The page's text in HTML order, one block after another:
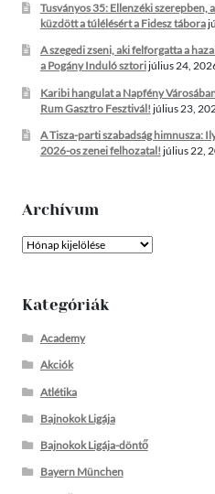
Tusványos 35: Ellenzéki szerepben,
küzdött a túlélésért a Fidesz tábora
A szegedi zseni, aki felforgatta a
a Pogány Induló sztorijúlius 24,
Karibi hangulat a Napfény
Rum Gasztro Fesztivál! július 23,
A Tisza-parti szabadság himnusza:
2026-os zenei felhozatal! július 22,
Archívum
Archívum
Kategóriák
Academy
Akciók
Atlétika
Bajnokok Ligája
Bajnokok Ligája-döntő
Bayern München